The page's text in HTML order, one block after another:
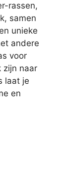
rassen,
samen
unieke
andere
voor
zijn naar
laat je
en